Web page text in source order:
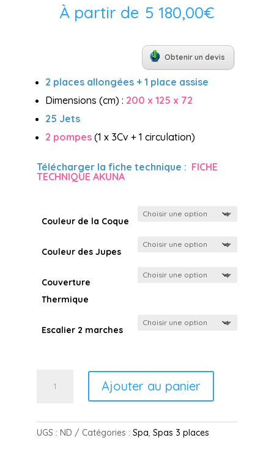
À partir de 5 180,00€
Obtenir un devis
2 places allongées + 1 place assise
Dimensions (cm) : 200 x 125 x 72
25 Jets
2 pompes(1 x 3Cv + 1 circulation)
Télécharger la fiche technique : FICHE
TECHNIQUE AKUNA
Couleur de la Coque
Couleur des Jupes
Couverture
Thermique
Escalier 2 marches
Spa
Ajouter au panier
UGS : ND Catégories : Spa, Spas 3 places